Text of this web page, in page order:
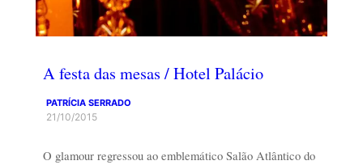
A festa das mesas / Hotel Palácio
PATRÍCIA SERRADO
21/10/2015
O glamour regressou ao emblemático Salão Atlântico do